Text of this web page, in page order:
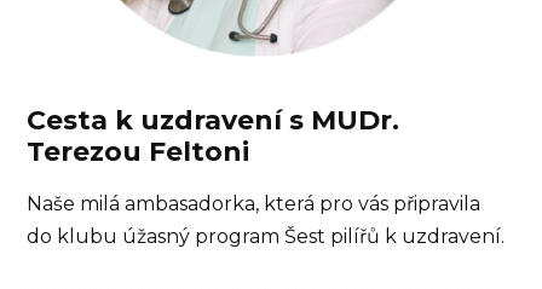
Cesta k uzdravení s MUDr.
Terezou Feltoni
Naše milá ambasadorka, která pro vás připravila
do klubu úžasný program Šest pilířů k uzdravení.